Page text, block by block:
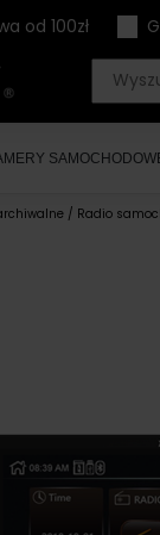
od 100zł
/ Radio